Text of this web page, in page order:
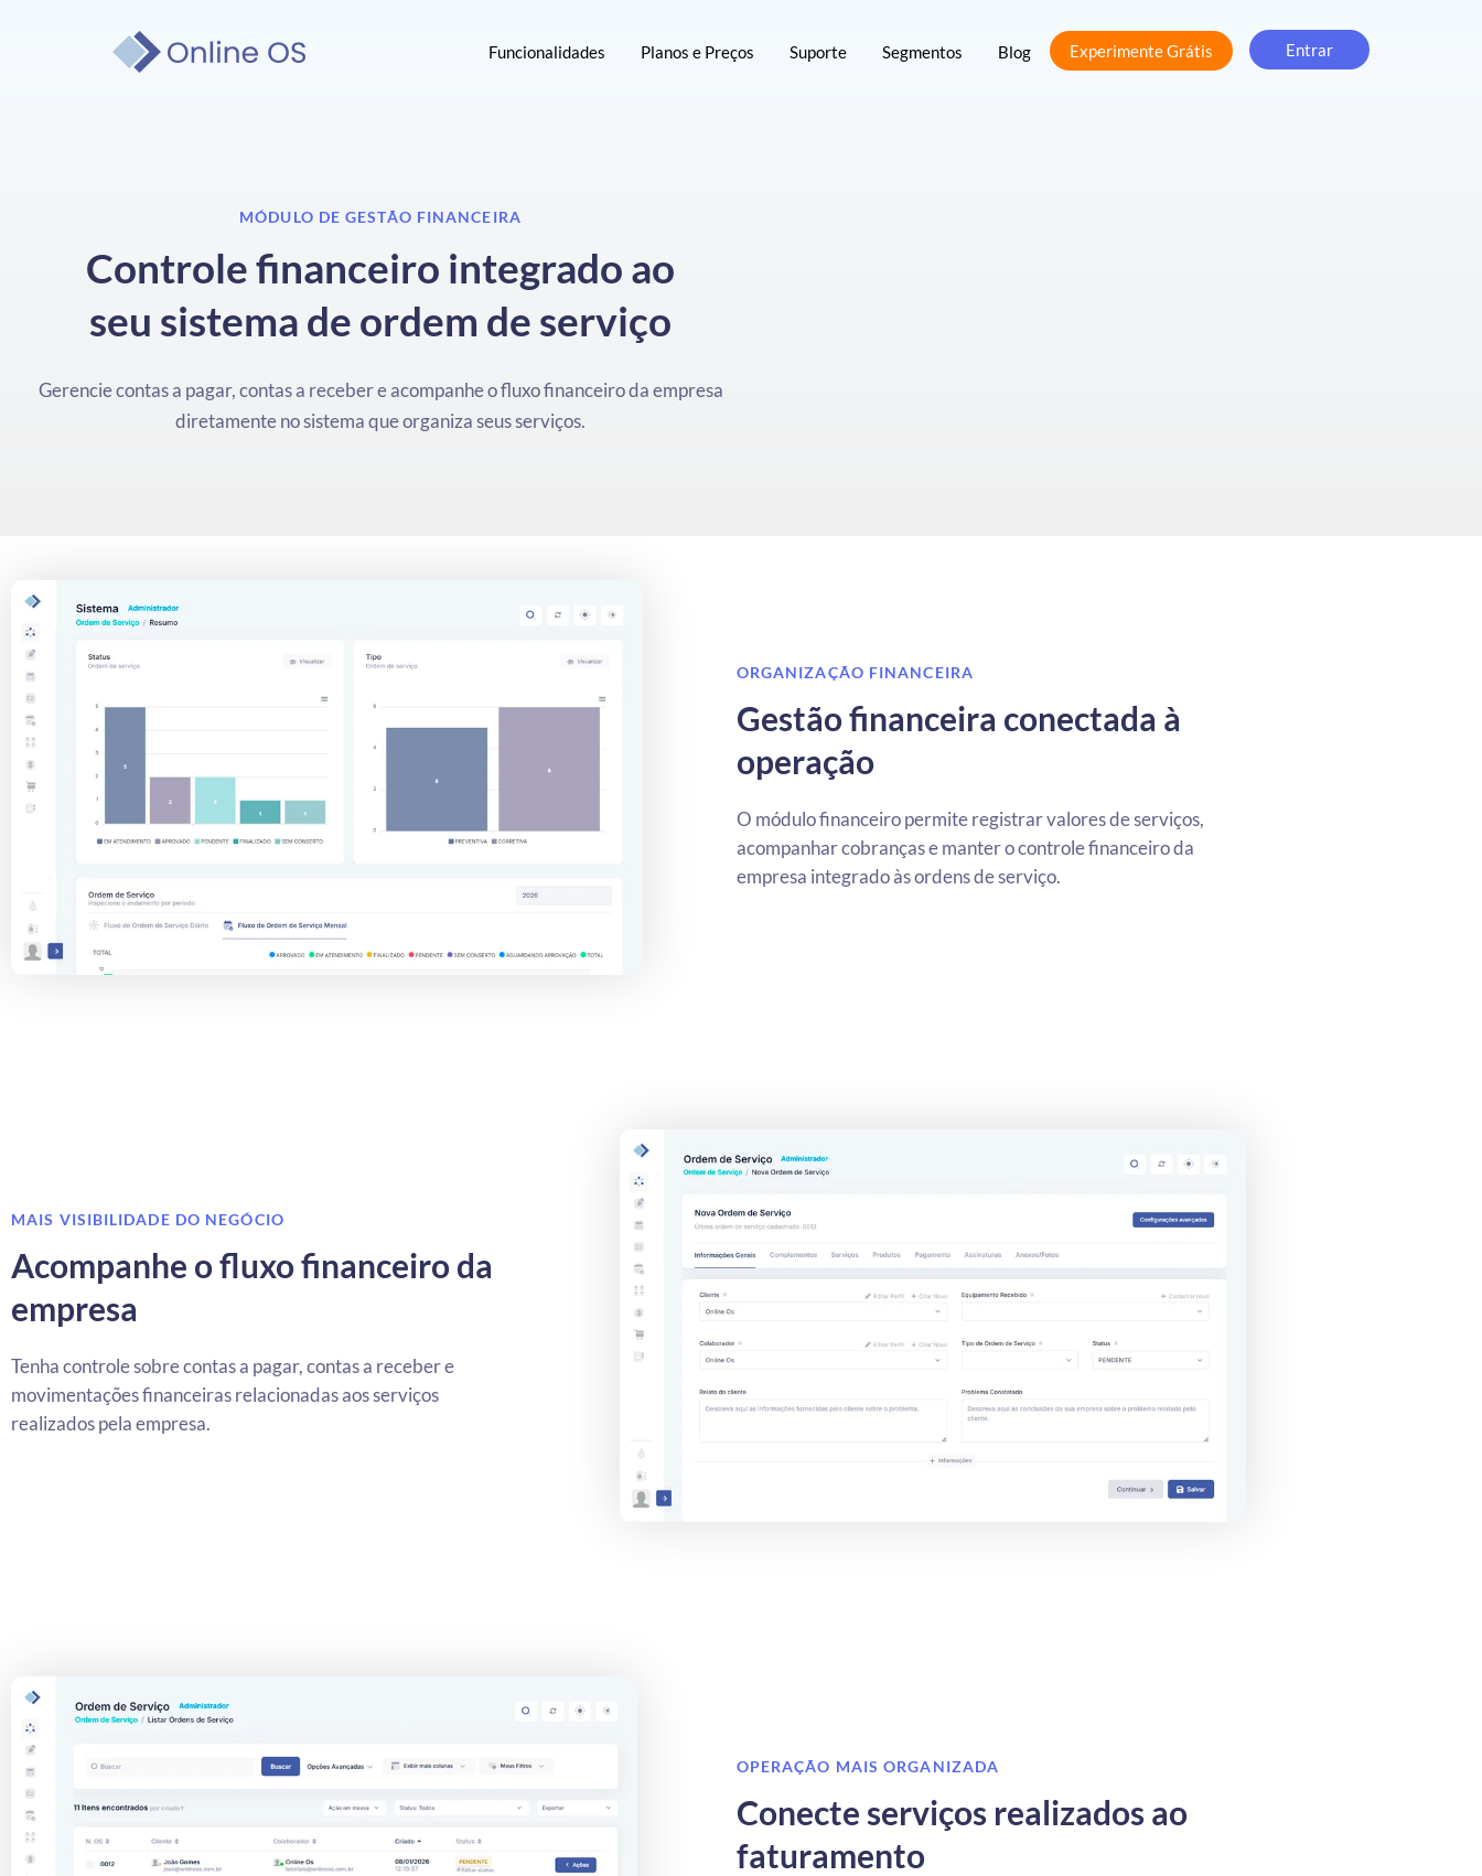
Funcionalidades Planos e Preços Suporte Segmentos Blog Experimente Grátis Entrar
MÓDULO DE GESTÃO FINANCEIRA
Controle financeiro integrado ao
seu sistema de ordem de serviço
Gerencie contas a pagar, contas a receber e acompanhe o fluxo financeiro da empresa
diretamente no sistema que organiza seus serviços.
ORGANIZAÇÃO FINANCEIRA
Gestão financeira conectada à
operação
O módulo financeiro permite registrar valores de serviços,
acompanhar cobranças e manter o controle financeiro da
empresa integrado às ordens de serviço.
MAIS VISIBILIDADE DO NEGÓCIO
Acompanhe o fluxo financeiro da
empresa
Tenha controle sobre contas a pagar, contas a receber e
movimentações financeiras relacionadas aos serviços
realizados pela empresa.
OPERAÇÃO MAIS ORGANIZADA
Conecte serviços realizados ao
faturamento